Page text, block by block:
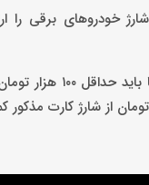
برقی را